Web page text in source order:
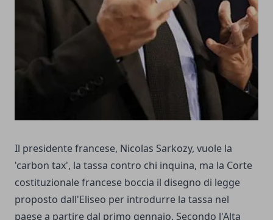
Il presidente francese, Nicolas Sarkozy, vuole la
'carbon tax', la tassa contro chi inquina, ma la Corte
costituzionale francese boccia il disegno di legge
proposto dall'Eliseo per introdurre la tassa nel
paese a partire dal primo gennaio. Secondo l'Alta